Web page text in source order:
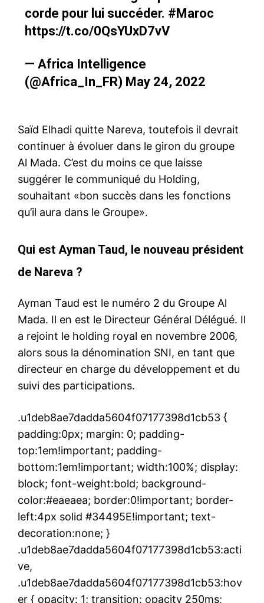
corde pour lui succéder. #Maroc
https://t.co/0QsYUxD7vV
— Africa Intelligence
(@Africa_In_FR) May 24, 2022
Saïd Elhadi quitte Nareva, toutefois il devrait
continuer à évoluer dans le giron du groupe
Al Mada. C’est du moins ce que laisse
suggérer le communiqué du Holding,
souhaitant «bon succès dans les fonctions
qu’il aura dans le Groupe».
Qui est Ayman Taud, le nouveau président
de Nareva ?
Ayman Taud est le numéro 2 du Groupe Al
Mada. Il en est le Directeur Général Délégué. Il
a rejoint le holding royal en novembre 2006,
alors sous la dénomination SNI, en tant que
directeur en charge du développement et du
suivi des participations.
.u1deb8ae7dadda5604f07177398d1cb53 {
padding:0px; margin: 0; padding-
top:1em!important; padding-
bottom:1em!important; width:100%; display:
block; font-weight:bold; background-
color:#eaeaea; border:0!important; border-
left:4px solid #34495E!important; text-
decoration:none; }
.u1deb8ae7dadda5604f07177398d1cb53:acti
ve,
.u1deb8ae7dadda5604f07177398d1cb53:hov
er { opacity: 1; transition: opacity 250ms;